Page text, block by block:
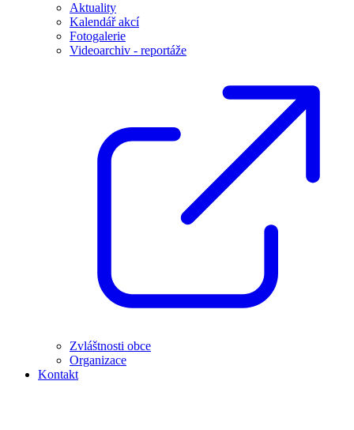
Aktuality
Kalendář akcí
Fotogalerie
Videoarchiv - reportáže
Zvláštnosti obce
Organizace
Kontakt